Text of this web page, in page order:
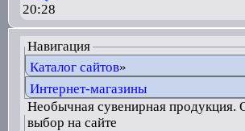
20:28
Навигация
Каталог сайтов»
Интернет-магазины
Необычная сувенирная продукция.
выбор на сайте